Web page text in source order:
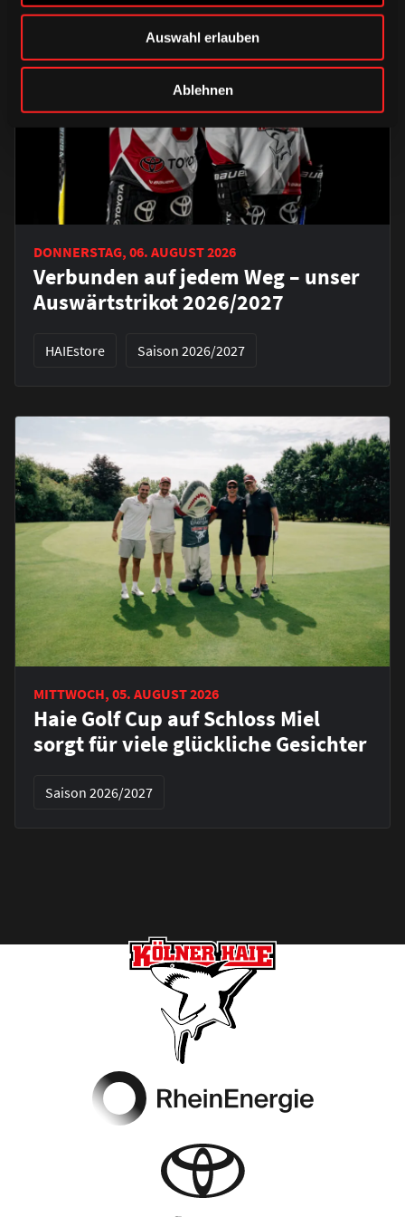
Auswahl erlauben
Ablehnen
DONNERSTAG, 06. AUGUST 2026
Verbunden auf jedem Weg – unser
Auswärtstrikot 2026/2027
HAIEstore Saison 2026/2027
MITTWOCH, 05. AUGUST 2026
Haie Golf Cup auf Schloss Miel
sorgt für viele glückliche Gesichter
Saison 2026/2027